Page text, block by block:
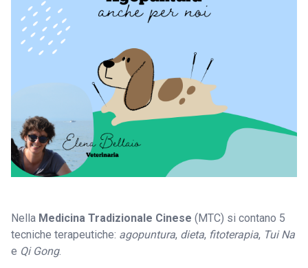
Nella Medicina Tradizionale Cinese (MTC) si contano 5
tecniche terapeutiche: agopuntura, dieta, fitoterapia, Tui Na
e Qi Gong.